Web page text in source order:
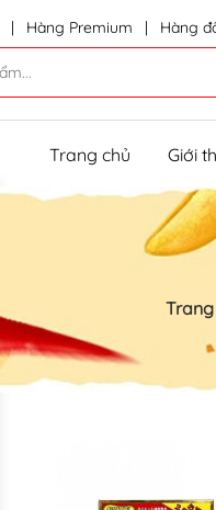
| Hàng Premium | Hàng
Trang chủ Giới